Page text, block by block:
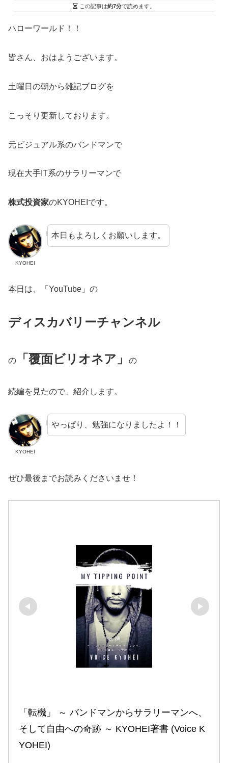
この記事は約7分で読めます。
ハローワールド！！
皆さん、おはようございます。
土曜日の朝から雑記ブログを
こっそり更新しております。
元ビジュアル系のバンドマンで
現在大手IT系のサラリーマンで
株式投資家のKYOHEIです。
KYOHEI
本日もよろしくお願いします。
本日は、「YouTube」の
ディスカバリーチャンネル
の 「覆面ビリオネア」 の
続編を見たので、紹介します。
KYOHEI
やっぱり、勉強になりましたよ！！
ぜひ最後までお読みくださいませ！
「転機」 ～ バンドマンからサラリーマンへ、
そして自由への奇跡 ～ KYOHEI著書 (Voice K
YOHEI)